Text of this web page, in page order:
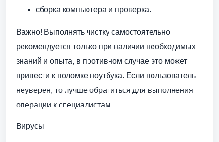
сборка компьютера и проверка.
Важно! Выполнять чистку самостоятельно
рекомендуется только при наличии необходимых
знаний и опыта, в противном случае это может
привести к поломке ноутбука. Если пользователь
неуверен, то лучше обратиться для выполнения
операции к специалистам.
Вирусы